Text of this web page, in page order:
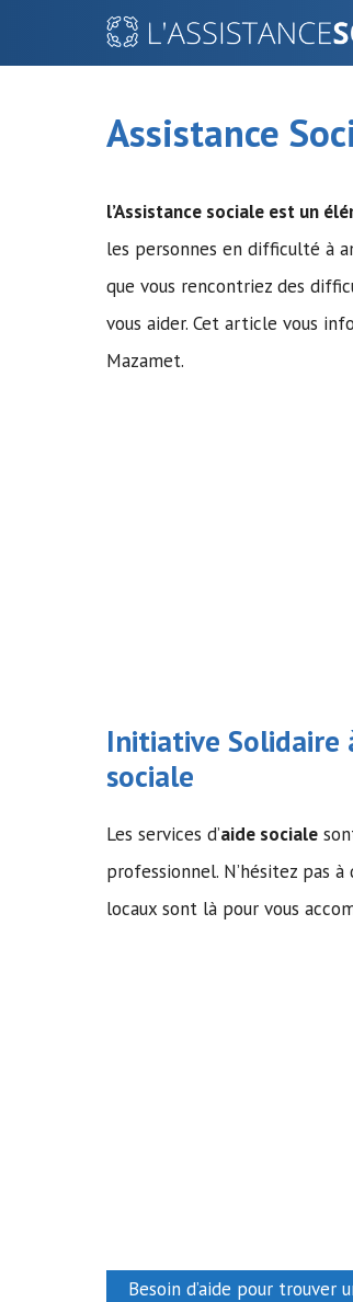
Assistance
l’Assistance sociale est un
les personnes en difficulté à
que vous rencontriez des
vous aider. Cet article vous
Mazamet.
Initiative Solidaire
sociale
Les services d’aide sociale
professionnel. N’hésitez pas
locaux sont là pour vous
Besoin d’aide pour trouver